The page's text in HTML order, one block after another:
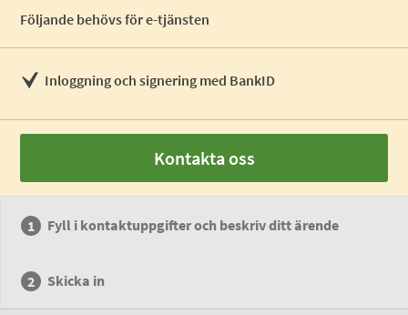
Följande behövs för e-tjänsten
Inloggning och signering med BankID
Kontakta oss
Fyll i kontaktuppgifter och beskriv ditt ärende
Skicka in